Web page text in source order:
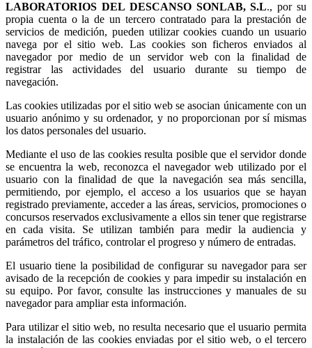
LABORATORIOS DEL DESCANSO SONLAB, S.L., por su
propia cuenta o la de un tercero contratado para la prestación de
servicios de medición, pueden utilizar cookies cuando un usuario
navega por el sitio web. Las cookies son ficheros enviados al
navegador por medio de un servidor web con la finalidad de
registrar las actividades del usuario durante su tiempo de
navegación.
Las cookies utilizadas por el sitio web se asocian únicamente con un
usuario anónimo y su ordenador, y no proporcionan por sí mismas
los datos personales del usuario.
Mediante el uso de las cookies resulta posible que el servidor donde
se encuentra la web, reconozca el navegador web utilizado por el
usuario con la finalidad de que la navegación sea más sencilla,
permitiendo, por ejemplo, el acceso a los usuarios que se hayan
registrado previamente, acceder a las áreas, servicios, promociones o
concursos reservados exclusivamente a ellos sin tener que registrarse
en cada visita. Se utilizan también para medir la audiencia y
parámetros del tráfico, controlar el progreso y número de entradas.
El usuario tiene la posibilidad de configurar su navegador para ser
avisado de la recepción de cookies y para impedir su instalación en
su equipo. Por favor, consulte las instrucciones y manuales de su
navegador para ampliar esta información.
Para utilizar el sitio web, no resulta necesario que el usuario permita
la instalación de las cookies enviadas por el sitio web, o el tercero